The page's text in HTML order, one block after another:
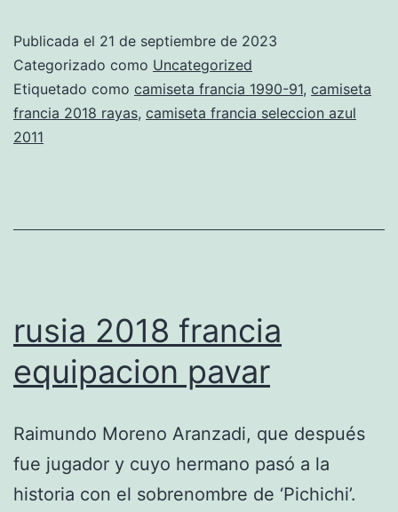
De
España
Publicada el 21 de septiembre de 2023
Categorizado como Uncategorized
Etiquetado como camiseta francia 1990-91, camiseta
francia 2018 rayas, camiseta francia seleccion azul
2011
rusia 2018 francia
equipacion pavar
Raimundo Moreno Aranzadi, que después
fue jugador y cuyo hermano pasó a la
historia con el sobrenombre de ‘Pichichi’.